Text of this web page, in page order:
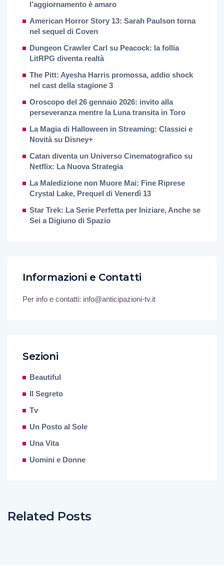
l’aggiornamento è amaro
American Horror Story 13: Sarah Paulson torna
nel sequel di Coven
Dungeon Crawler Carl su Peacock: la follia
LitRPG diventa realtà
The Pitt: Ayesha Harris promossa, addio shock
nel cast della stagione 3
Oroscopo del 26 gennaio 2026: invito alla
perseveranza mentre la Luna transita in Toro
La Magia di Halloween in Streaming: Classici e
Novità su Disney+
Catan diventa un Universo Cinematografico su
Netflix: La Nuova Strategia
La Maledizione non Muore Mai: Fine Riprese
Crystal Lake, Prequel di Venerdì 13
Star Trek: La Serie Perfetta per Iniziare, Anche se
Sei a Digiuno di Spazio
Informazioni e Contatti
Per info e contatti: info@anticipazioni-tv.it
Sezioni
Beautiful
Il Segreto
Tv
Un Posto al Sole
Una Vita
Uomini e Donne
Related Posts